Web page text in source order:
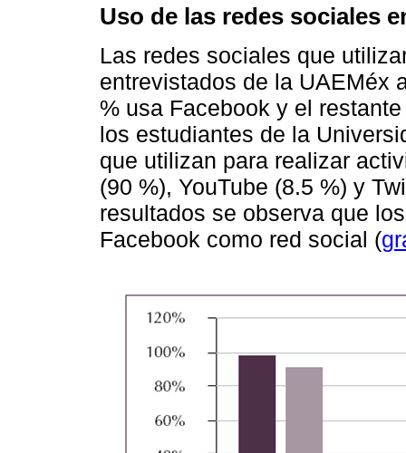
Uso de las redes sociales
Las redes sociales que
entrevistados de la UAEMéx
% usa Facebook y el
los estudiantes de la
que utilizan para realizar
(90 %), YouTube (8.5 %) y
resultados se observa que
Facebook como red social (